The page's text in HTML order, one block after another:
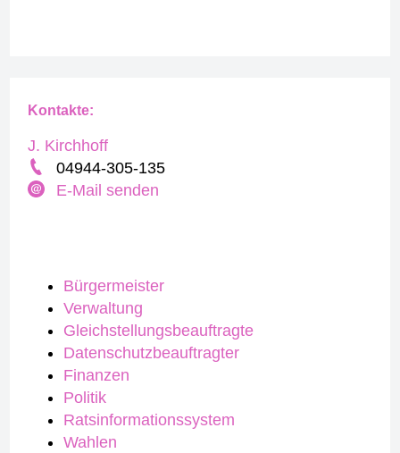
Bürgermeister
Verwaltung
Gleichstellungsbeauftragte
Datenschutzbeauftragter
Finanzen
Politik
Ratsinformationssystem
Wahlen
Kontakte:
J. Kirchhoff
04944-305-135
E-Mail senden